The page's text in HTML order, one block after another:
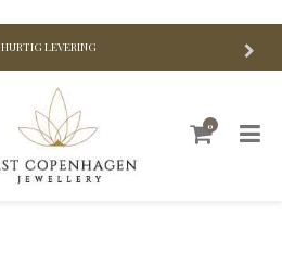
HURTIG LEVERING
0